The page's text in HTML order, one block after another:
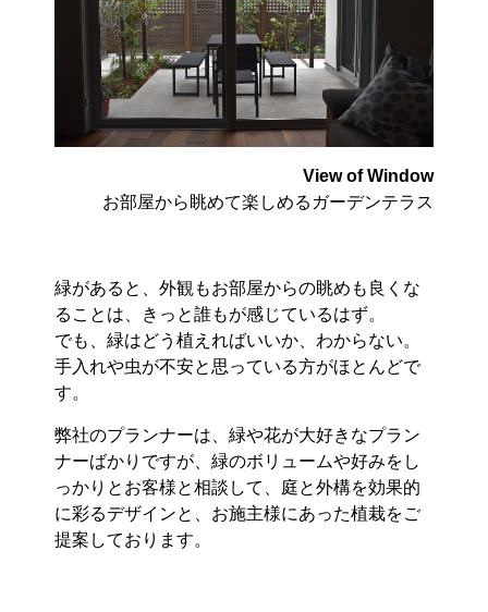
View of Window
お部屋から眺めて楽しめるガーデンテラス
緑があると、外観もお部屋からの眺めも良くな
ることは、きっと誰もが感じているはず。
でも、緑はどう植えればいいか、わからない。
手入れや虫が不安と思っている方がほとんどで
す。
弊社のプランナーは、緑や花が大好きなプラン
ナーばかりですが、緑のボリュームや好みをし
っかりとお客様と相談して、庭と外構を効果的
に彩るデザインと、お施主様にあった植栽をご
提案しております。